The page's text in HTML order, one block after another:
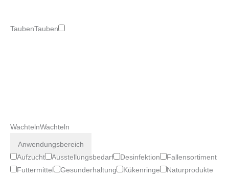
TaubenTauben
WachtelnWachteln
Anwendungsbereich
Aufzucht
Ausstellungsbedarf Desinfektion
Fallensortiment
Futtermittel
Gesunderhaltung Kükenringe
Naturprodukte